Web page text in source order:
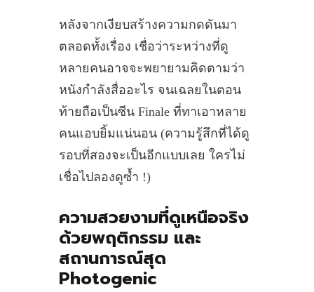
หลังจากเงียบสร้างความกดดันมา
ตลอดทั้งเรื่อง เชื่อว่าระหว่างที่ดู
หลายคนอาจจะพยายามคิดตามว่า
หนังกำลังสื่ออะไร จนเฉลยในตอน
ท้ายถือเป็นซีน Finale ที่ทาเอาหลาย
คนแอบยิ้มแน่นอน (ความรู้สึกที่ได้ดู
รอบที่สองจะเป็นอีกแบบเลย ใครไม่
เชื่อไปลองดูซ้ำ !)
ความสวยงามที่ดูเหนือจริง
ด้วยพฤติกรรม และ
สถานการณ์สุด
Photogenic